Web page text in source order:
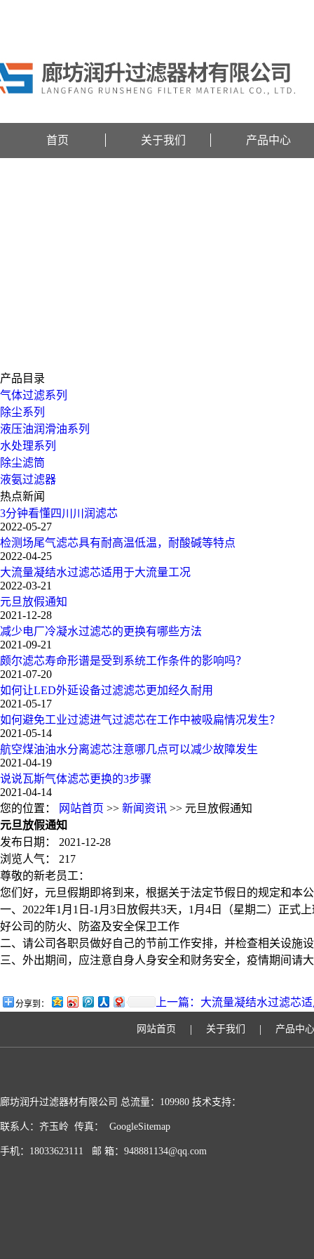
首页 关于我们 产品中心
产品目录
气体过滤系列
除尘系列
液压油润滑油系列
水处理系列
除尘滤筒
液氨过滤器
热点新闻
3分钟看懂四川川润滤芯
2022-05-27
检测场尾气滤芯具有耐高温低温，耐酸碱等特点
2022-04-25
大流量凝结水过滤芯适用于大流量工况
2022-03-21
元旦放假通知
2021-12-28
减少电厂冷凝水过滤芯的更换有哪些方法
2021-09-21
颇尔滤芯寿命形谱是受到系统工作条件的影响吗？
2021-07-20
如何让LED外延设备过滤滤芯更加经久耐用
2021-05-17
如何避免工业过滤进气过滤芯在工作中被吸扁情况发生？
2021-05-14
航空煤油油水分离滤芯注意哪几点可以减少故障发生
2021-04-19
说说瓦斯气体滤芯更换的3步骤
2021-04-14
您的位置：
网站首页 >> 新闻资讯 >> 元旦放假通知
元旦放假通知
发布日期：
2021-12-28
浏览人气：
217
尊敬的新老员工：
您们好，元旦假期即将到来，根据关于法定节假日的规定和本
一、2022年1月1日-1月3日放假共3天，1月4日（星期二）正式
好公司的防火、防盗及安全保卫工作
二、请公司各职员做好自己的节前工作安排，并检查相关设施
三、外出期间，应注意自身人身安全和财务安全，疫情期间请
分享到： 上一篇： 大流量凝结水过滤芯
网站首页 | 关于我们 | 产品中心
廊坊润升过滤器材有限公司 总流量：109980 技术支持：
联系人：齐玉岭 传真： GoogleSitemap
手机：18033623111 邮 箱： 948881134@qq.com